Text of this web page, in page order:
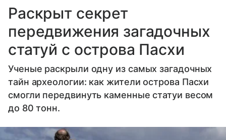
Раскрыт секрет
передвижения загадочных
статуй с острова Пасхи
Ученые раскрыли одну из самых загадочных
тайн археологии: как жители острова Пасхи
смогли передвинуть каменные статуи весом
до 80 тонн.